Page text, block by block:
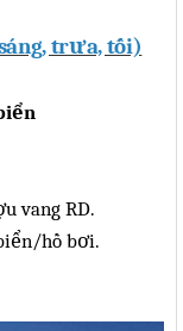
trưa, tối)
u vang RD.
ển/hồ bơi.